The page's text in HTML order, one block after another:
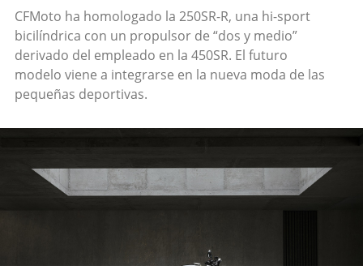
CFMoto ha homologado la 250SR-R, una hi-sport
bicilíndrica con un propulsor de “dos y medio”
derivado del empleado en la 450SR. El futuro
modelo viene a integrarse en la nueva moda de las
pequeñas deportivas.